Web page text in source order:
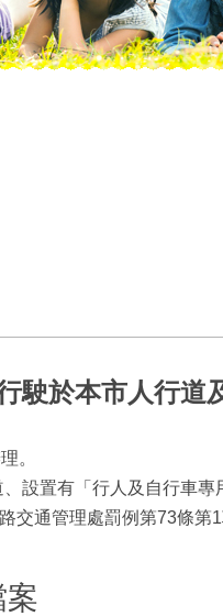
駛於本市人行道
。
設置有「行人及自行車
交通管理處罰例第73條第
案